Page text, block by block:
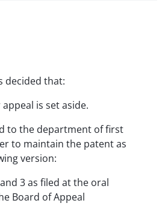
decided that:
is set aside.
to the department of first
to maintain the patent as
version:
3 as filed at the oral
Board of Appeal